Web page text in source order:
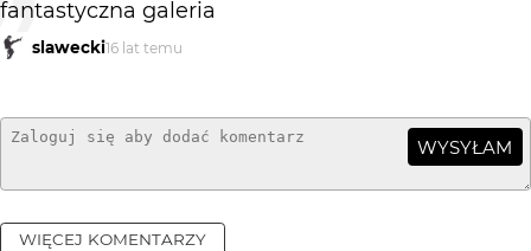
fantastyczna galeria
slawecki16 lat temu
WYSYŁAM
WIĘCEJ KOMENTARZY